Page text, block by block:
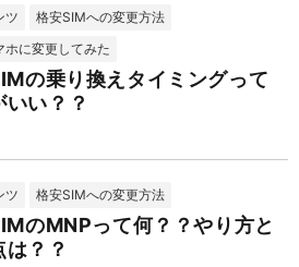
ツ
格安SIMへの変更方法
ホに変更してみた
の乗り換えタイミングって
いい？？
ツ 格安SIMへの変更方法
のMNPって何？？やり方と
？？